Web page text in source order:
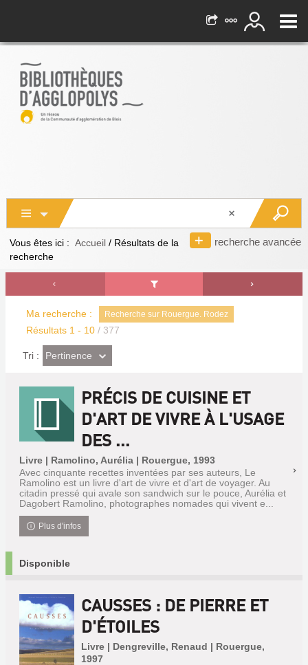
recherche avancée
Vous êtes ici : Accueil / Résultats de la
recherche
Ma recherche : Recherche sur Rouergue. Rodez
Résultats 1 - 10 / 377
Tri : (Effet
imédiat)
Pertinence
PRÉCIS DE CUISINE ET
D'ART DE VIVRE À L'USAGE
DES ...
Livre | Ramolino, Aurélia | Rouergue, 1993
Avec cinquante recettes inventées par ses auteurs, Le
Ramolino est un livre d'art de vivre et d'art de voyager. Au
citadin pressé qui avale son sandwich sur le pouce, Aurélia et
Dagobert Ramolino, photographes nomades qui vivent e...
Plus d'infos
Disponible
CAUSSES : DE PIERRE ET
D'ÉTOILES
Livre | Dengreville, Renaud | Rouergue,
1997